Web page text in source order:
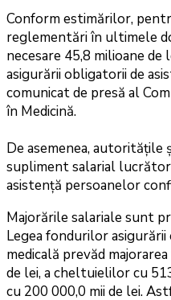
Conform estimărilor,
reglementări în ultimele
necesare 45,8 milioane
asigurării obligatorii de
comunicat de presă al
în Medicină.
De asemenea, autoritățile
supliment salarial
asistență persoanelor
Majorările salariale sunt
Legea fondurilor
medicală prevăd
de lei, a cheltuielilor cu
cu 200 000,0 mii de lei.